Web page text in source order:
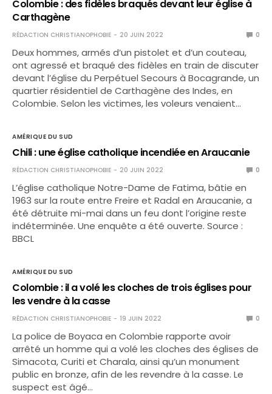
Colombie : des fidèles braqués devant leur église à
Carthagène
RÉDACTION CHRISTIANOPHOBIE 20 JUIN 2022 0
Deux hommes, armés d’un pistolet et d’un couteau,
ont agressé et braqué des fidèles en train de discuter
devant l’église du Perpétuel Secours à Bocagrande, un
quartier résidentiel de Carthagène des Indes, en
Colombie. Selon les victimes, les voleurs venaient…
AMÉRIQUE DU SUD
Chili : une église catholique incendiée en Araucanie
RÉDACTION CHRISTIANOPHOBIE 20 JUIN 2022 0
L’église catholique Notre-Dame de Fatima, bâtie en
1963 sur la route entre Freire et Radal en Araucanie, a
été détruite mi-mai dans un feu dont l’origine reste
indéterminée. Une enquête a été ouverte. Source :
BBCL
AMÉRIQUE DU SUD
Colombie : il a volé les cloches de trois églises pour
les vendre à la casse
RÉDACTION CHRISTIANOPHOBIE 19 JUIN 2022 0
La police de Boyaca en Colombie rapporte avoir
arrêté un homme qui a volé les cloches des églises de
Simacota, Curiti et Charala, ainsi qu’un monument
public en bronze, afin de les revendre à la casse. Le
suspect est âgé…